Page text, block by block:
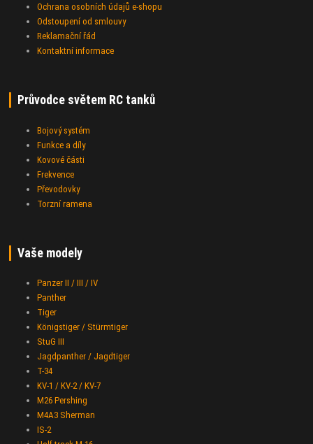
Ochrana osobních údajů e-shopu
Odstoupení od smlouvy
Reklamační řád
Kontaktní informace
Průvodce světem RC tanků
Bojový systém
Funkce a díly
Kovové části
Frekvence
Převodovky
Torzní ramena
Vaše modely
Panzer II / III / IV
Panther
Tiger
Königstiger / Stürmtiger
StuG III
Jagdpanther / Jagdtiger
T-34
KV-1 / KV-2 / KV-7
M26 Pershing
M4A3 Sherman
IS-2